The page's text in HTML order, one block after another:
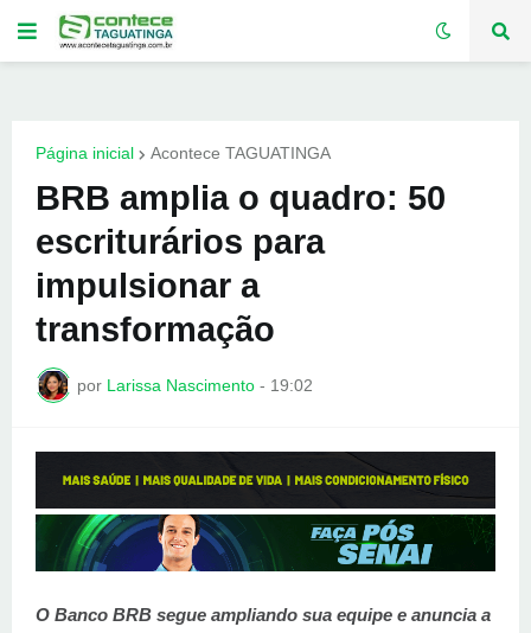
Página inicial Acontece TAGUATINGA
BRB amplia o quadro: 50
escriturários para
impulsionar a
transformação
por Larissa Nascimento - 19:02
O Banco BRB segue ampliando sua equipe e anuncia a